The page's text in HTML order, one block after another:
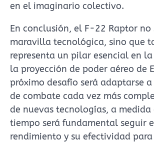
en el imaginario colectivo.
En conclusión, el F-22 Raptor no
maravilla tecnológica, sino que
representa un pilar esencial en la
la proyección de poder aéreo de
próximo desafío será adaptarse
de combate cada vez más
de nuevas tecnologías, a
tiempo será fundamental seguir
rendimiento y su efectividad